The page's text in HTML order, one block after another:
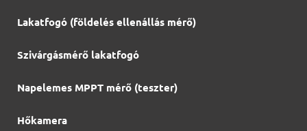
Lakatfogó (földelés ellenállás mérő)
Szivárgásmérő lakatfogó
Napelemes MPPT mérő (teszter)
Hőkamera